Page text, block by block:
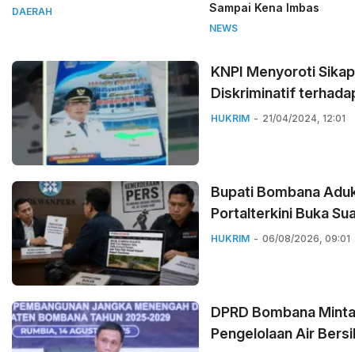
DAERAH
Sampai Kena Imbas
NEWS
KNPI Menyoroti
Diskriminatif
HUKRIM 21/04/2024, 12:01
Bupati Bombana
Portalterkini Buka
HUKRIM 06/08/2026, 09:01
DPRD Bombana
Pengelolaan Air